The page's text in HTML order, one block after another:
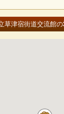
草津宿街道交流館の